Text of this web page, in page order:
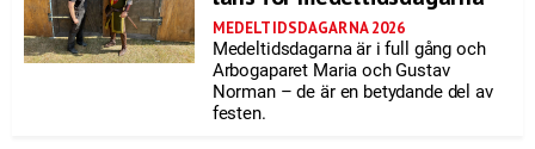
MEDELTIDSDAGARNA 2026
Medeltidsdagarna är i full gång och
Arbogaparet Maria och Gustav
Norman – de är en betydande del av
festen.